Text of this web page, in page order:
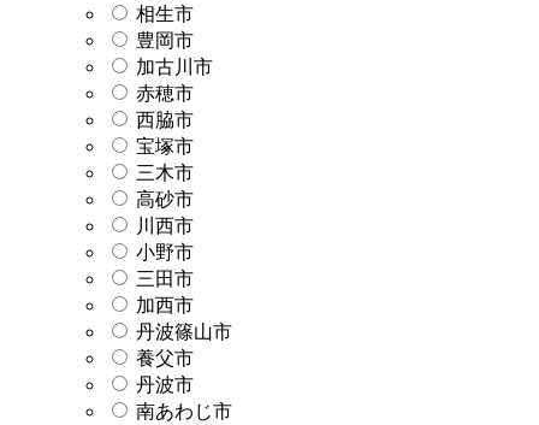
相生市
豊岡市
加古川市
赤穂市
西脇市
宝塚市
三木市
高砂市
川西市
小野市
三田市
加西市
丹波篠山市
養父市
丹波市
南あわじ市